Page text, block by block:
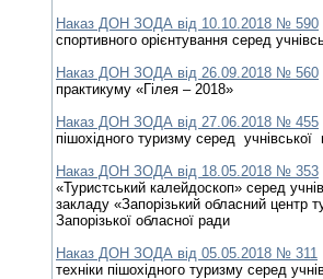
Наказ ДОН ЗОДА від 10.10.2018 № 590
спортивного орієнтування серед
Наказ ДОН ЗОДА від 26.09.2018 № 560
практикуму «Гілея – 2018»
Наказ ДОН ЗОДА від 27.06.2018 № 455
пішохідного туризму серед учнівської
Наказ ДОН ЗОДА від 18.05.2018 № 353
«Туристський калейдоскоп» серед
закладу «Запорізький обласний центр
Запорізької обласної ради
Наказ ДОН ЗОДА від 05.05.2018 № 311
техніки пішохідного туризму серед